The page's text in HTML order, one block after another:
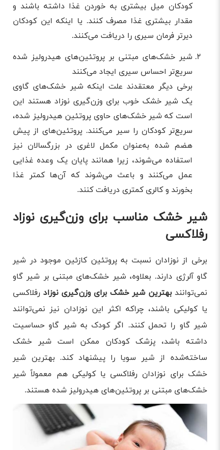
کودکان میل بیشتری به خوردن غذا داشته باشند و
مقدار بیشتری غذا مصرف کنند. یا اینکه این کودکان
دیرتر فرمان سیری را دریافت می‌کنند.
شیر خشک‌های مبتنی بر پروتئین‌های هیدرولیز شده
سریع‌تر احساس سیری ایجاد می‌کنند
برخی دیگر معتقدند علت اینکه شیر خشک‌های گاوی
یک شیر خشک خوب برای وزن‌گیری نوزاد هستند این
است که شیر خشک‌های حاوی پروتئین هیدرولیز شده،
سریع‌تر کودکان را سیر می‌کنند. پروتئین‌های از پیش
هضم شده به‌عنوان مکمل لاغری در بزرگسالان نیز
استفاده می‌شوند، زیرا همانند پایان یک وعده غذایی
عمل می‌کنند و باعث می‌شوند که آن‌ها کمتر غذا
بخورند و کالری کمتری دریافت کنند.
شیر خشک مناسب برای وزن‌گیری نوزاد
رفلاکسی
برخی از نوزادان نسبت به پروتئین کازئین موجود در شیر
گاو آلرژی دارند. بعلاوه، شیر خشک‌های مبتنی بر شیر گاو
نمی‌توانندبهترین شیر خشک برای وزن‌گیری نوزادرفلاکسی
یا کولیکی باشند، چراکه اکثر این نوزادان نیز نمی‌توانند
شیر گاو را تحمل کنند. اگر کودک به شیر گاو حساسیت
داشته باشد، پزشک کودکان ممکن است شیر خشک
ساخته‌شده از شیر سویا را پیشنهاد کند. بهترین شیر
خشک برای نوزادان رفلاکسی یا کولیکی هم معمولاً شیر
خشک‌های مبتنی بر پروتئین‌های هیدرولیز شده هستند.